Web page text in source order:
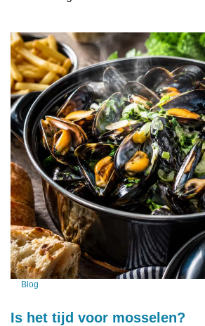
Blog
Is het tijd voor mosselen?